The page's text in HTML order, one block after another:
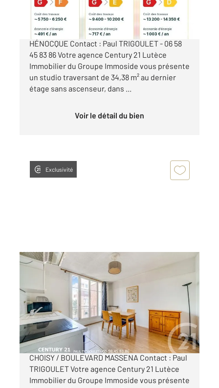
PARIS 13ÈME PEUPLIER / PLACE DE L'ABBÉ
HÉNOCQUE Contact : Paul TRIGOULET - 06 58
45 83 86 Votre agence Century 21 Lutèce
Immobilier du Groupe Immoside vous présente
un studio traversant de 34,38 m² au dernier
étage sans ascenseur, dans ...
Voir le détail du bien
Exclusivité
PARIS 75013
, 4 pièces
Appartement F4 à vendre
420 000 €
PARIS 13ÈME ARRONDISSEMENT PORTE DE
CHOISY / BOULEVARD MASSENA Contact : Paul
TRIGOULET Votre agence Century 21 Lutèce
Immobilier du Groupe Immoside vous présente